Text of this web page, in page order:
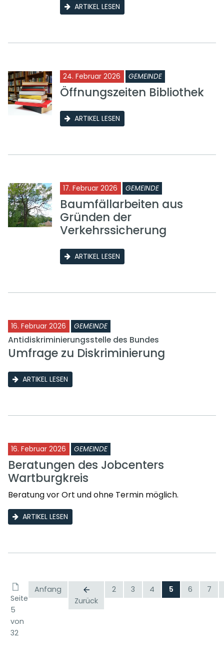
ARTIKEL LESEN
24. Februar 2026 GEMEINDE
Öffnungszeiten Bibliothek
ARTIKEL LESEN
17. Februar 2026 GEMEINDE
Baumfällarbeiten aus
Gründen der
Verkehrssicherung
ARTIKEL LESEN
16. Februar 2026 GEMEINDE
Antidiskriminierungsstelle des Bundes
Umfrage zu Diskriminierung
ARTIKEL LESEN
16. Februar 2026 GEMEINDE
Beratungen des Jobcenters
Wartburgkreis
Beratung vor Ort und ohne Termin möglich.
ARTIKEL LESEN
Seite
5
von
32
Anfang
Zurück
2 3 4 5 6 7